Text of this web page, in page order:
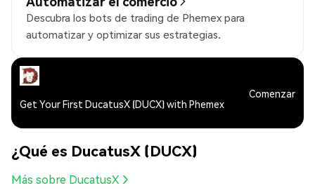
Descubra los bots de trading de Phemex para
automatizar y optimizar sus estrategias.
Get Your First DucatusX (DUCX) with Phemex
Comenzar
¿Qué es DucatusX (DUCX)
Más sobre DucatusX